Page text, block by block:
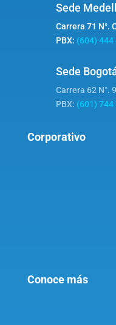
Sede
Carrera 71 N°.
PBX: (604) 444
Sede
Carrera 62 N°.
PBX: (601) 744
Corporativo
Conoce más